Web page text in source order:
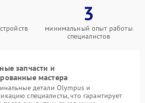
3
минимальный опыт работы
специалистов
запчасти и
мастера
детали Olympus и
специалисты, что гарантирует